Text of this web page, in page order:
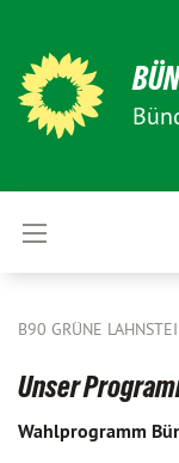
B90 GRÜNE
Unser
Wahlprogramm